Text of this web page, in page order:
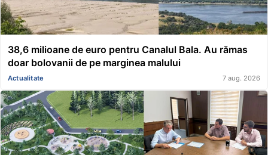
38,6 milioane de euro pentru Canalul Bala. Au rămas
doar bolovanii de pe marginea malului
Actualitate 7 aug. 2026